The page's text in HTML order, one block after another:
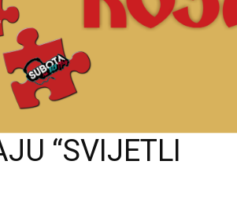
“SVIJETLI